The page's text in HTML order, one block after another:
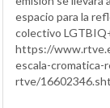
espacio para la
colectivo
https://
escala-cromatica-
rtve/